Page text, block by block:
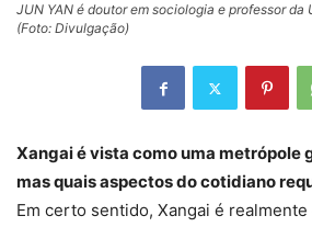
JUN YAN é doutor em sociologia e professor da
(Foto: Divulgação)
Xangai é vista como uma metrópole
mas quais aspectos do cotidiano
Em certo sentido, Xangai é